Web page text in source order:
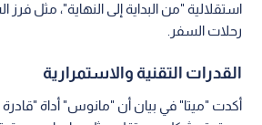
استقلالية "من البداية إلى النهاية"، مثل فرز
رحلات السفر.
القدرات التقنية والاستمرارية
أكدت "ميتا" في بيان أن "مانوس" أداة